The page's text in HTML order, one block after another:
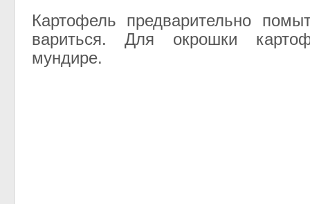
Картофель предварительно
вариться. Для окрошки
мундире.